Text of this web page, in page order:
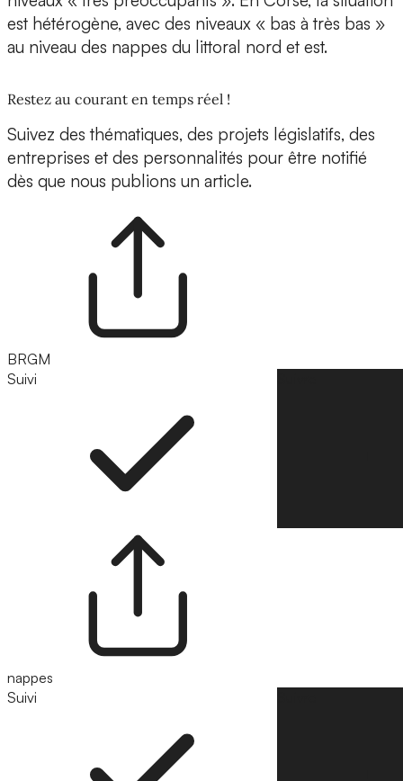
est hétérogène, avec des niveaux « bas à très bas »
au niveau des nappes du littoral nord et est.
Restez au courant en temps réel !
Suivez des thématiques, des projets législatifs, des
entreprises et des personnalités pour être notifié
dès que nous publions un article.
BRGM
Suivi
nappes
Suivi